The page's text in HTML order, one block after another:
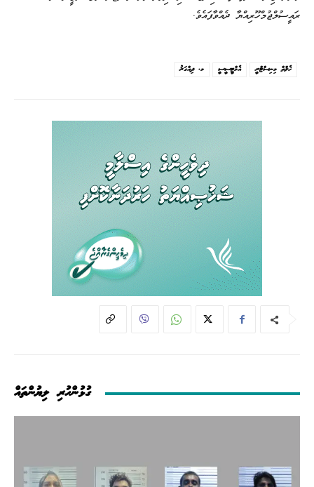
ރައީސުލްޖުމްހޫރިއްޔާ ދެއްވާފައެވެ.
ހެލްތް މިނިސްޓްރީ އެމްޓީސީސީ މ. ދިއްގަރު
ގުޅުންހުރި ލިޔުންތައް